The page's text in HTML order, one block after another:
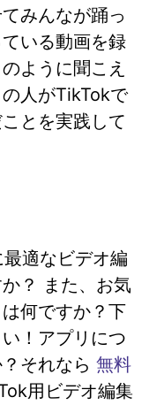
みんなが踊っ
いる動画を録
ように聞こえ
人がTikTokで
とを実践して
適なビデオ編
？ また、お気
何ですか？下
！アプリにつ
それなら 無料
用ビデオ編集